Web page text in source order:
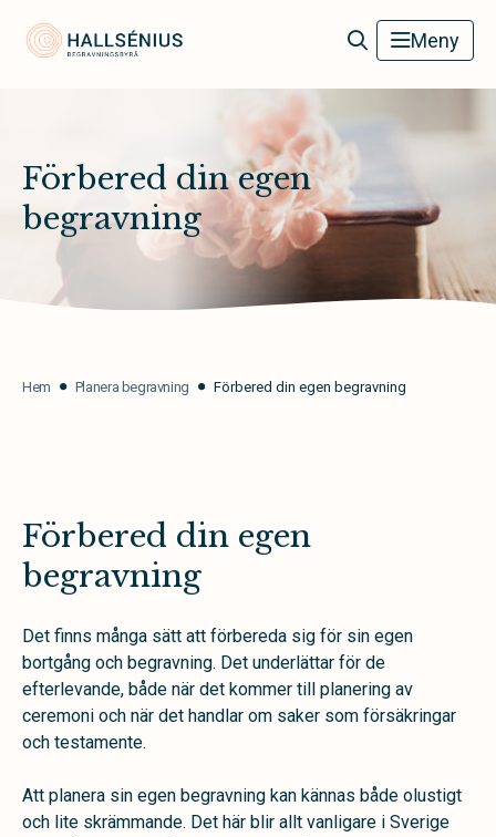
Hallsénius Begravningsbyrå Meny
Förbered din egen
begravning
Hem Planera begravning Förbered din egen begravning
Förbered din egen
begravning
Det finns många sätt att förbereda sig för sin egen
bortgång och begravning. Det underlättar för de
efterlevande, både när det kommer till planering av
ceremoni och när det handlar om saker som försäkringar
och testamente.
Att planera sin egen begravning kan kännas både olustigt
och lite skrämmande. Det här blir allt vanligare i Sverige